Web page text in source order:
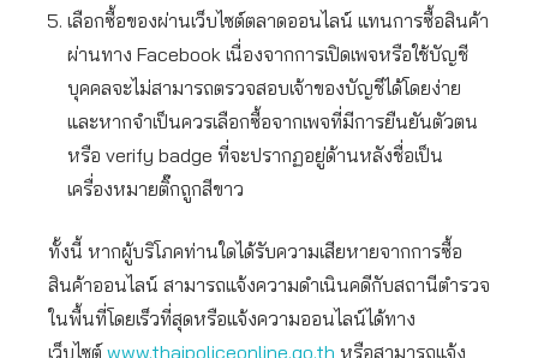
เลือกซื้อของผ่านเว็บไซต์ตลาดออนไลน์ แทนการซื้อสินค้า
ผ่านทาง Facebook เนื่องจากการเปิดเพจหรือใช้บัญชี
บุคคลจะไม่สามารถตรวจสอบเจ้าของบัญชีได้โดยง่าย
และหากจำเป็นควรเลือกซื้อจากเพจที่มีการยืนยันตัวตน
หรือ verify badge ที่จะปรากฏอยู่ด้านหลังชื่อเป็น
เครื่องหมายติ๊กถูกสีขาว
ทั้งนี้ หากผู้บริโภคท่านใดได้รับความเสียหายจากการซื้อ
สินค้าออนไลน์ สามารถแจ้งความดำเนินคดีกับสถานีตำรวจ
ในพื้นที่โดยเร็วที่สุดหรือแจ้งความออนไลน์ได้ทาง
เว็บไซต์ www.thaipoliceonline.go.th หรือสามารถแจ้ง